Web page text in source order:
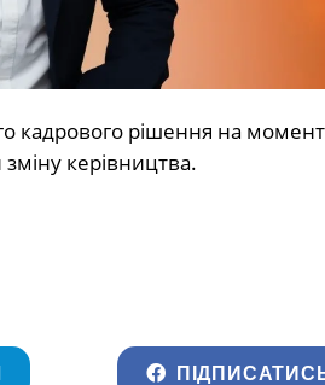
рішення на момент
керівництва.